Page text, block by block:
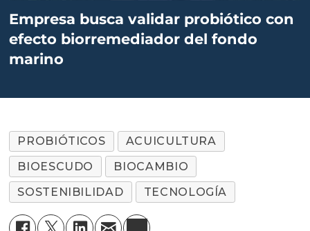
Empresa busca validar probiótico con
efecto biorremediador del fondo
marino
PROBIÓTICOS
ACUICULTURA
BIOESCUDO
BIOCAMBIO
SOSTENIBILIDAD
TECNOLOGÍA